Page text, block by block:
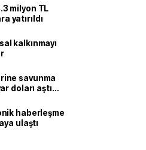
milyon TL
yatırıldı
kalkınmayı
savunma
doları aştı
haberleşme
ulaştı